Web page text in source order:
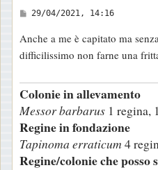
M
s
s
g
g
i
o
29/04/2021, 14:16
Anche a me è capitato ma
difficilissimo non farne una
Colonie in allevamento
Messor barbarus 1 regina,
Regine in fondazione
Tapinoma erraticum 4
Regine/colonie che posso